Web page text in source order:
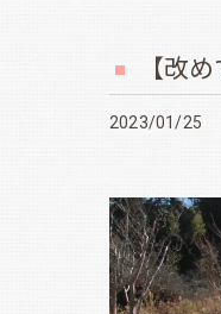
【改
2023/01/25